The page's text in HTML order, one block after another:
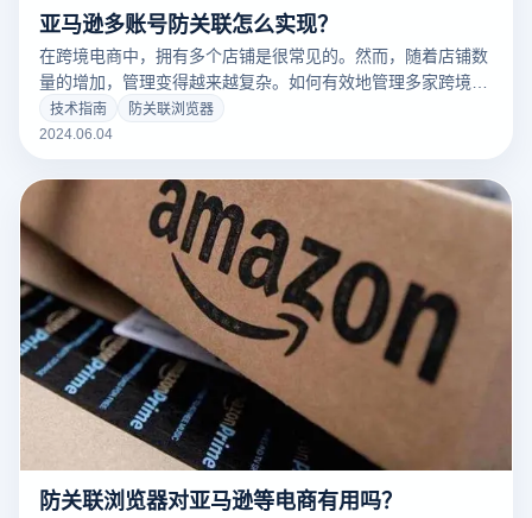
亚马逊多账号防关联怎么实现？
在跨境电商中，拥有多个店铺是很常见的。然而，随着店铺数
量的增加，管理变得越来越复杂。如何有效地管理多家跨境电
商店铺是许多电商从业人员面临的挑战之一。防关联浏览器能
有效地解决这个问题吗？如何在跨境电商中使用多账号管理？
技术指南
防关联浏览器
2024.06.04
防关联浏览器对亚马逊等电商有用吗？